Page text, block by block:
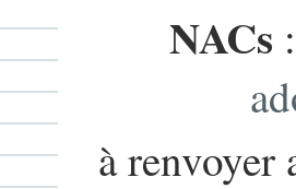
NACs
àrenvoyer